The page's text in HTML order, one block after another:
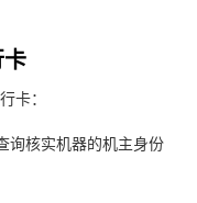
卡：
询核实机器的机主身份